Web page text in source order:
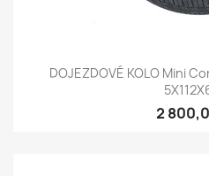
DOJEZDOVÉ KOLO Mini
2